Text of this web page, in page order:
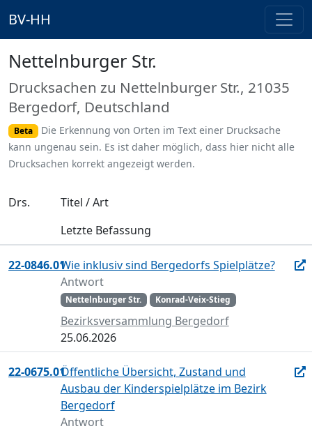
BV-HH
Nettelnburger Str.
Drucksachen zu Nettelnburger Str., 21035
Bergedorf, Deutschland
Beta
Die Erkennung von Orten im Text einer Drucksache
kann ungenau sein. Es ist daher möglich, dass hier nicht alle
Drucksachen korrekt angezeigt werden.
Drs.
Titel / Art
Letzte Befassung
22-0846.01Wie inklusiv sind Bergedorfs Spielplätze?
Antwort
Nettelnburger Str. Konrad-Veix-Stieg
Bezirksversammlung Bergedorf
25.06.2026
22-0675.01Öffentliche Übersicht, Zustand und
Ausbau der Kinderspielplätze im Bezirk
Bergedorf
Antwort